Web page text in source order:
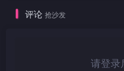
评论 抢沙发
请登录